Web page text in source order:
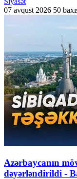
07 avqust 2026 50
Azərbaycanın
dəyərləndirildi -